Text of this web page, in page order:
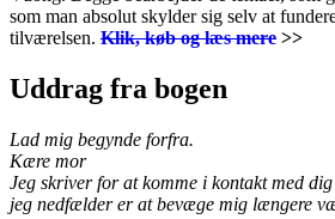
som man absolut skylder sig selv at
tilværelsen. Klik, køb og læs mere >>
Uddrag fra bogen
Lad mig begynde forfra.
Kære mor
Jeg skriver for at komme i kontakt med
jeg nedfælder er at bevæge mig længere